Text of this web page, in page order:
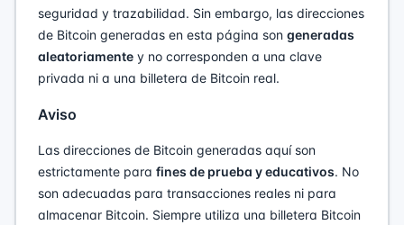
seguridad y trazabilidad. Sin embargo, las direcciones
de Bitcoin generadas en esta página son generadas
aleatoriamente y no corresponden a una clave
privada ni a una billetera de Bitcoin real.
Aviso
Las direcciones de Bitcoin generadas aquí son
estrictamente para fines de prueba y educativos. No
son adecuadas para transacciones reales ni para
almacenar Bitcoin. Siempre utiliza una billetera Bitcoin